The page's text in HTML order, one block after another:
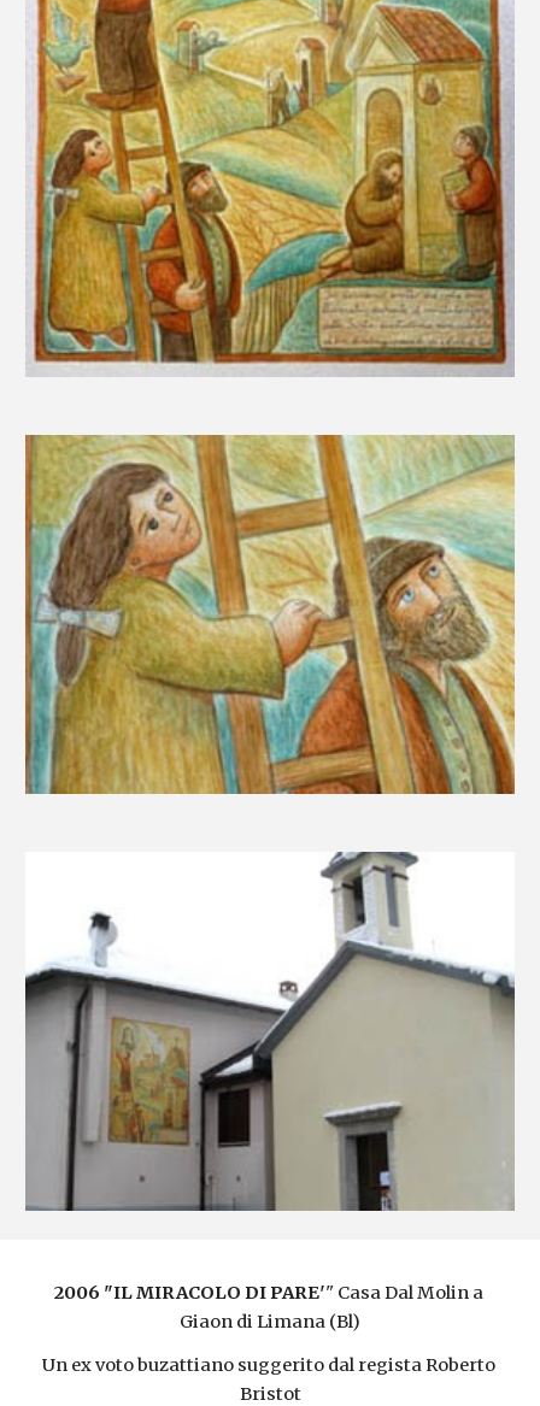
2006 "IL MIRACOLO DI PARE'" Casa Dal Molin a
Giaon di Limana (Bl)
Un ex voto buzattiano suggerito dal regista Roberto
Bristot